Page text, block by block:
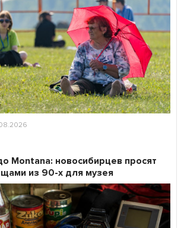
Montana: новосибирцев просят
из 90-х для музея